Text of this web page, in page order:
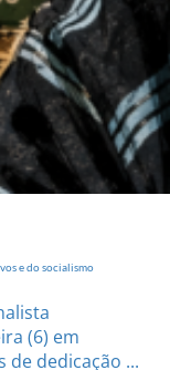
e do socialismo
(6) em
de dedicação ...